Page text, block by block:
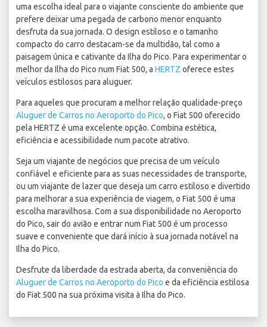
uma escolha ideal para o viajante consciente do ambiente que
prefere deixar uma pegada de carbono menor enquanto
desfruta da sua jornada. O design estiloso e o tamanho
compacto do carro destacam-se da multidão, tal como a
paisagem única e cativante da Ilha do Pico. Para experimentar o
melhor da Ilha do Pico num Fiat 500, a HERTZ oferece estes
veículos estilosos para aluguer.
Para aqueles que procuram a melhor relação qualidade-preço
Aluguer de Carros no Aeroporto do Pico, o Fiat 500 oferecido
pela HERTZ é uma excelente opção. Combina estética,
eficiência e acessibilidade num pacote atrativo.
Seja um viajante de negócios que precisa de um veículo
confiável e eficiente para as suas necessidades de transporte,
ou um viajante de lazer que deseja um carro estiloso e divertido
para melhorar a sua experiência de viagem, o Fiat 500 é uma
escolha maravilhosa. Com a sua disponibilidade no Aeroporto
do Pico, sair do avião e entrar num Fiat 500 é um processo
suave e conveniente que dará início à sua jornada notável na
Ilha do Pico.
Desfrute da liberdade da estrada aberta, da conveniência do
Aluguer de Carros no Aeroporto do Pico e da eficiência estilosa
do Fiat 500 na sua próxima visita à Ilha do Pico.